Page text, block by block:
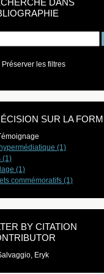
DANS
Préserver les filtres
SUR LA
(1)
(1)
(1)
commémoratifs (1)
BY CITATION
Eryk